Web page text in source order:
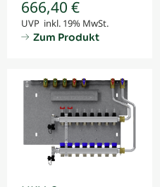
666,40 €
UVP inkl. 19% MwSt.
Zum Produkt